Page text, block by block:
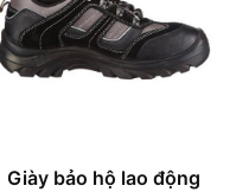
Giày bảo hộ lao động